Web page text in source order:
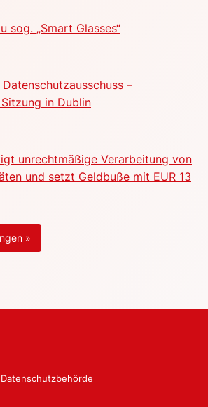
sog. „Smart Glasses“
–
in Dublin
unrechtmäßige Verarbeitung von
und setzt Geldbuße mit EUR 13
»